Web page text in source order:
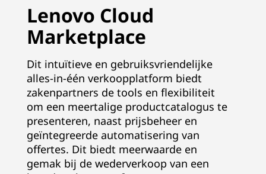
Lenovo Cloud
Marketplace
Dit intuïtieve en gebruiksvriendelijke
alles-in-één verkoopplatform biedt
zakenpartners de tools en flexibiliteit
om een ​​meertalige productcatalogus te
presenteren, naast prijsbeheer en
geïntegreerde automatisering van
offertes. Dit biedt meerwaarde en
gemak bij de wederverkoop van een